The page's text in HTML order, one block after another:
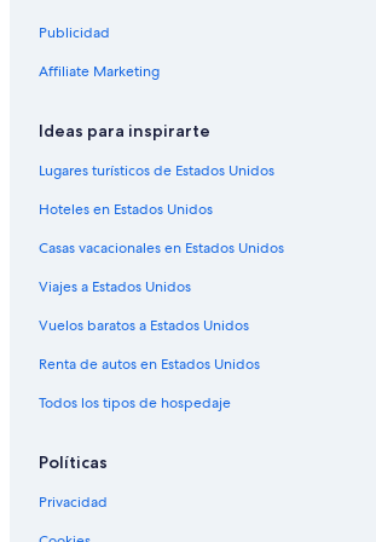
Renta de autos en Orlando
Renta de autos en Cancún
Renta de autos en Miami
Renta de autos en Los Ángeles
Renta de autos en Roma
Renta de autos en Punta Cana
Renta de autos en Oahu
Renta de autos en Chicago
Publicidad
Affiliate Marketing
Ideas para inspirarte
Lugares turísticos de Estados Unidos
Hoteles en Estados Unidos
Casas vacacionales en Estados Unidos
Viajes a Estados Unidos
Vuelos baratos a Estados Unidos
Renta de autos en Estados Unidos
Todos los tipos de hospedaje
Políticas
Privacidad